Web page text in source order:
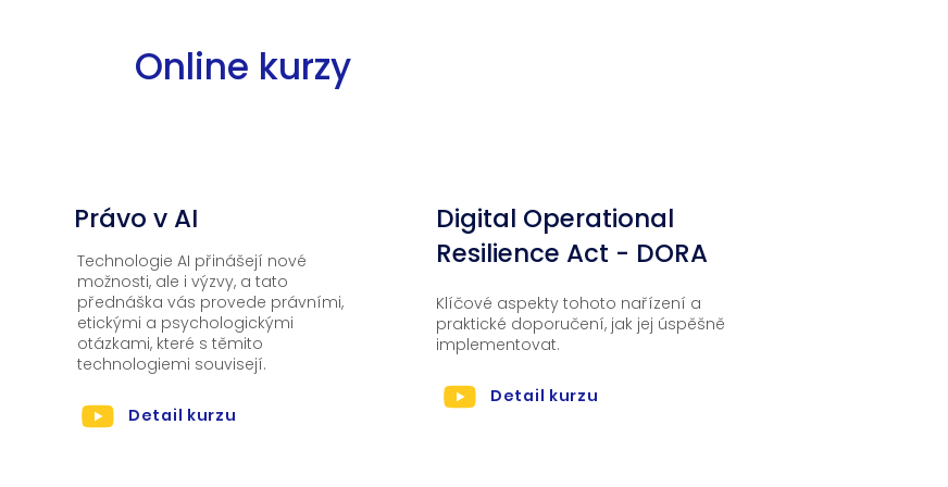
Online kurzy
Právo v AI
Technologie AI přinášejí nové
možnosti, ale i výzvy, a tato
přednáška vás provede právními,
etickými a psychologickými
otázkami, které s těmito
technologiemi souvisejí.
Detail kurzu
Digital Operational
Resilience Act - DORA
Klíčové aspekty tohoto nařízení a
praktické doporučení, jak jej úspěšně
implementovat.
Detail kurzu